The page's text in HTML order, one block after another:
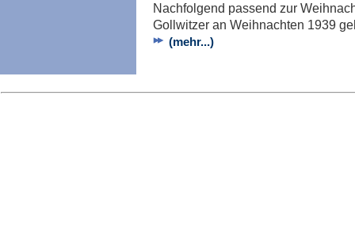
Nachfolgend passend zur
Gollwitzer an Weihnachten 1939
(mehr...)